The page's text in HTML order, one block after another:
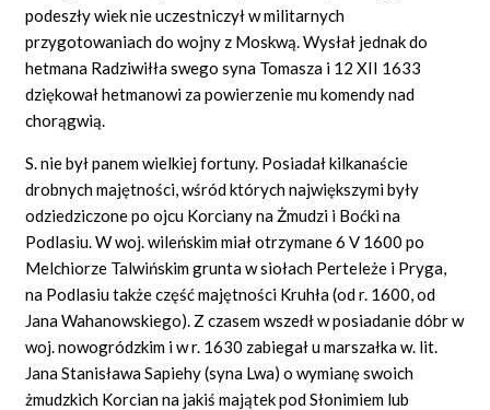
podeszły wiek nie uczestniczył w militarnych
przygotowaniach do wojny z Moskwą. Wysłał jednak do
hetmana Radziwiłła swego syna Tomasza i 12 XII 1633
dziękował hetmanowi za powierzenie mu komendy nad
chorągwią.
S. nie był panem wielkiej fortuny. Posiadał kilkanaście
drobnych majętności, wśród których największymi były
odziedziczone po ojcu Korciany na Żmudzi i Boćki na
Podlasiu. W woj. wileńskim miał otrzymane 6 V 1600 po
Melchiorze Talwińskim grunta w siołach Perteleże i Pryga,
na Podlasiu także część majętności Kruhła (od r. 1600, od
Jana Wahanowskiego). Z czasem wszedł w posiadanie dóbr w
woj. nowogródzkim i w r. 1630 zabiegał u marszałka w. lit.
Jana Stanisława Sapiehy (syna Lwa) o wymianę swoich
żmudzkich Korcian na jakiś majątek pod Słonimiem lub